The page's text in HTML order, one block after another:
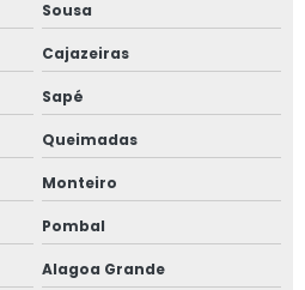
Sousa
Cajazeiras
Sapé
Queimadas
Monteiro
Pombal
Alagoa Grande